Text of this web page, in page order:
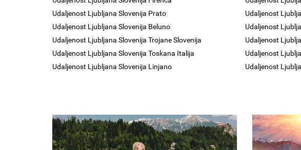
Udaljenost Ljubljana Slovenija Prato
Udaljenost
Udaljenost Ljubljana Slovenija Beluno
Udaljenost
Udaljenost Ljubljana Slovenija Trojane Slovenija
Udaljenost
Udaljenost Ljubljana Slovenija Toskana Italija
Udaljenost
Udaljenost Ljubljana Slovenija Linjano
Udaljenost